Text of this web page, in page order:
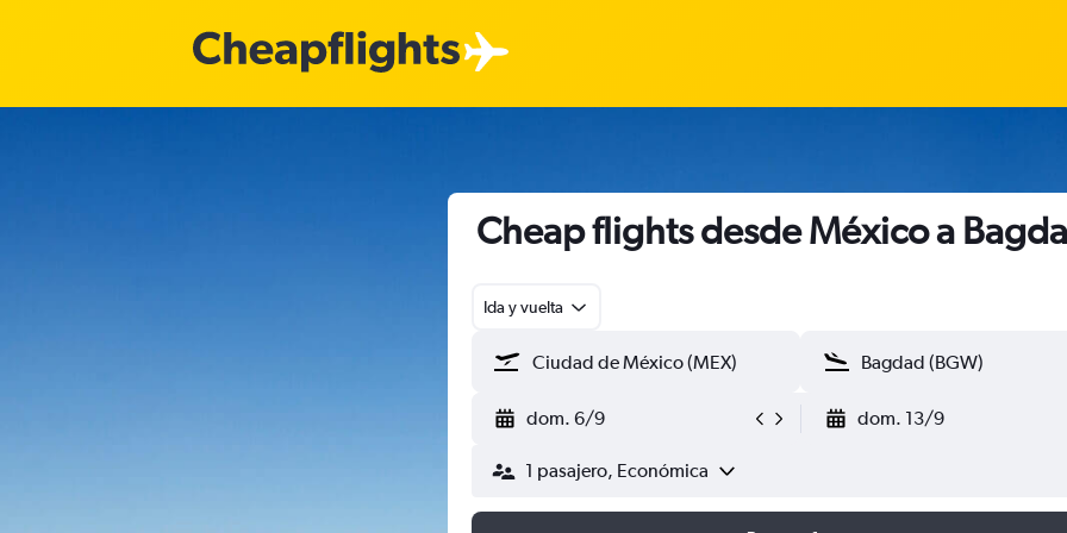
Cheap flights desde México a
Ida y vuelta
dom. 6/9 dom. 13/9
1 pasajero, Económica